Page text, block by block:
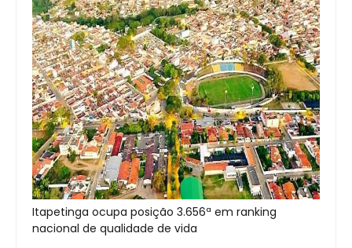
Itapetinga ocupa posição 3.656ª em ranking
nacional de qualidade de vida